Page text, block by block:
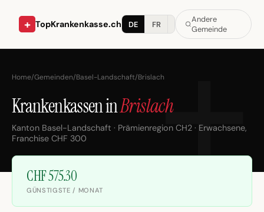
+ TopKrankenkasse.ch DE FR
Andere
Gemeinde
Home/Gemeinden/Basel-Landschaft/Brislach
Krankenkassen inBrislach
Kanton Basel-Landschaft · Prämienregion CH2 · Erwachsene,
Franchise CHF 300
CHF 575.30
GÜNSTIGSTE / MONAT